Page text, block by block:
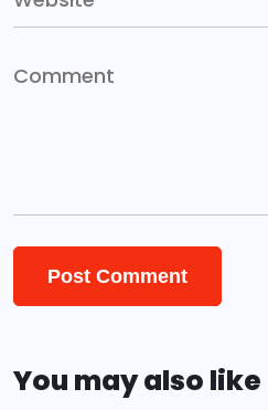
You may also like